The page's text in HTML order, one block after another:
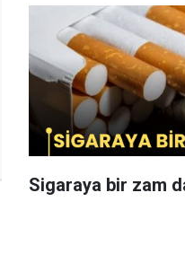
Sigaraya bir zam